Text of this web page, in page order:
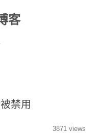
客
禁用
3871 views